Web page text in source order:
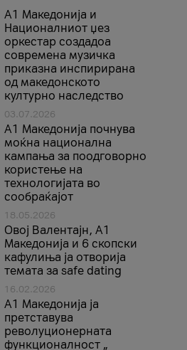
А1 Македонија и
Националниот џез
оркестар создадоа
современа музичка
приказна инспирирана
од македонското
културно наследство
03.07.2026
A1 Македонија почнува
моќна национална
кампања за поодговорно
користење на
технологијата во
сообраќајот
18.05.2026
Овој Валентајн, A1
Македонија и 6 скопски
кафулиња ја отворија
темата за safe dating
16.02.2026
А1 Македонија ја
претставува
револуционерната
функционалност „